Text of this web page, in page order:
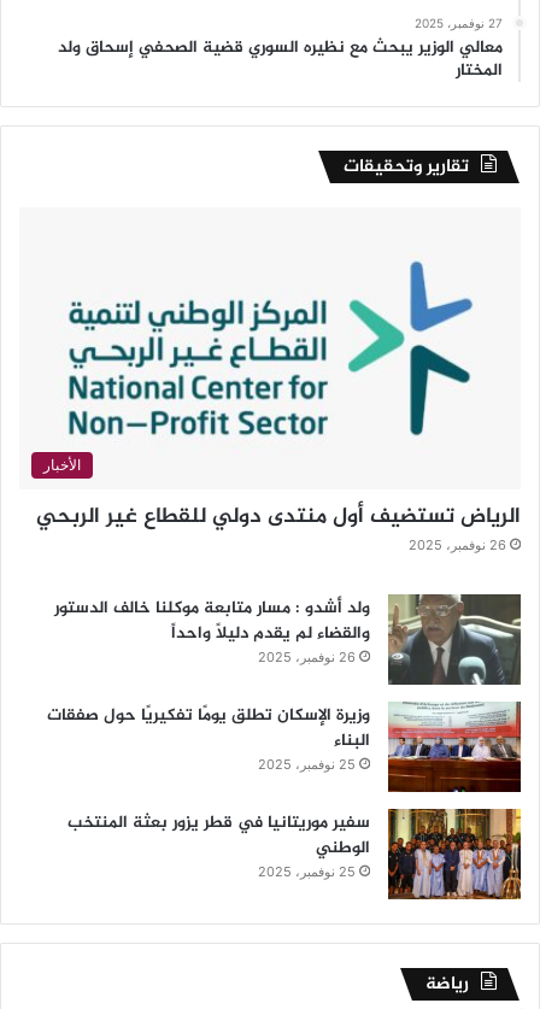
27 نوفمبر، 2025
معالي الوزير يبحث مع نظيره السوري قضية الصحفي إسحاق ولد
المختار
تقارير وتحقيقات
الأخبار
الرياض تستضيف أول منتدى دولي للقطاع غير الربحي
26 نوفمبر، 2025
ولد أشدو : مسار متابعة موكلنا خالف الدستور
والقضاء لم يقدم دليلاً واحداً
26 نوفمبر، 2025
وزيرة الإسكان تطلق يومًا تفكيريًا حول صفقات
البناء
25 نوفمبر، 2025
سفير موريتانيا في قطر يزور بعثة المنتخب
الوطني
25 نوفمبر، 2025
رياضة